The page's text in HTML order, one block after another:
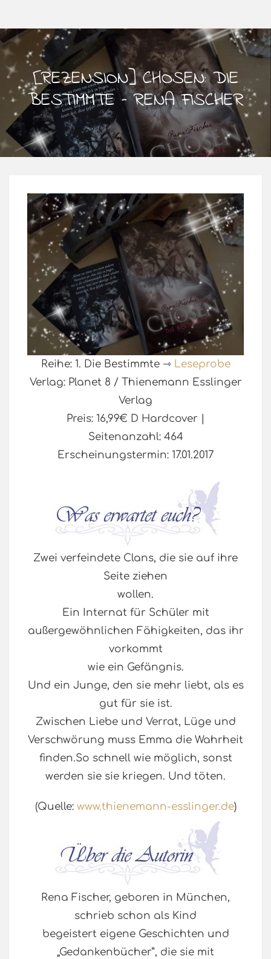
[REZENSION] CHOSEN: DIE
BESTIMMTE – RENA FISCHER
Reihe: 1. Die Bestimmte ⇾ Leseprobe
Verlag: Planet 8 / Thienemann Esslinger
Verlag
Preis: 16,99€ D Hardcover |
Seitenanzahl: 464
Erscheinungstermin: 17.01.2017
Zwei verfeindete Clans, die sie auf ihre
Seite ziehen
wollen.
Ein Internat für Schüler mit
außergewöhnlichen Fähigkeiten, das ihr
vorkommt
wie ein Gefängnis.
Und ein Junge, den sie mehr liebt, als es
gut für sie ist.
Zwischen Liebe und Verrat, Lüge und
Verschwörung muss Emma die Wahrheit
finden.So schnell wie möglich, sonst
werden sie sie kriegen. Und töten.
(Quelle: www.thienemann-esslinger.de)
Rena Fischer, geboren in München,
schrieb schon als Kind
begeistert eigene Geschichten und
„Gedankenbücher”, die sie mit